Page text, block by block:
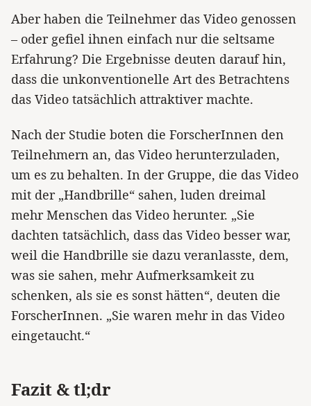
Aber haben die Teilnehmer das Video genossen
– oder gefiel ihnen einfach nur die seltsame
Erfahrung? Die Ergebnisse deuten darauf hin,
dass die unkonventionelle Art des Betrachtens
das Video tatsächlich attraktiver machte.
Nach der Studie boten die ForscherInnen den
Teilnehmern an, das Video herunterzuladen,
um es zu behalten. In der Gruppe, die das Video
mit der „Handbrille“ sahen, luden dreimal
mehr Menschen das Video herunter. „Sie
dachten tatsächlich, dass das Video besser war,
weil die Handbrille sie dazu veranlasste, dem,
was sie sahen, mehr Aufmerksamkeit zu
schenken, als sie es sonst hätten“, deuten die
ForscherInnen. „Sie waren mehr in das Video
eingetaucht.“
Fazit & tl;dr